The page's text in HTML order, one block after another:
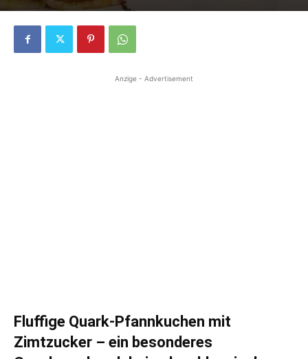
Anzige - Advertisement
Fluffige Quark-Pfannkuchen mit
Zimtzucker – ein besonderes